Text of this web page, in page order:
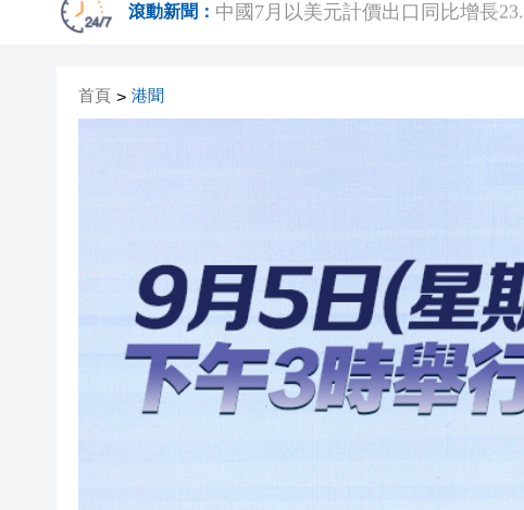
滾動新聞： 有片丨SpaceX火箭殘骸撞上月球 威
利雅得航空與中國航信簽署合作協
紫金礦業：旗下相關銅礦不屬於剛
首頁 > 港聞